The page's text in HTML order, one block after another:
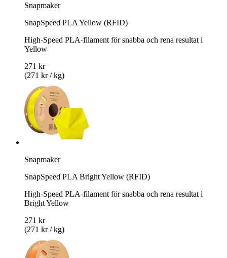
Snapmaker
SnapSpeed PLA Yellow (RFID)
High-Speed PLA-filament för snabba och rena resultat i
Yellow
271 kr
(271 kr / kg)
Snapmaker
SnapSpeed PLA Bright Yellow (RFID)
High-Speed PLA-filament för snabba och rena resultat i
Bright Yellow
271 kr
(271 kr / kg)